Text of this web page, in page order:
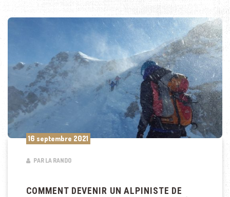
16 septembre 2021
PAR LA RANDO
COMMENT DEVENIR UN ALPINISTE DE